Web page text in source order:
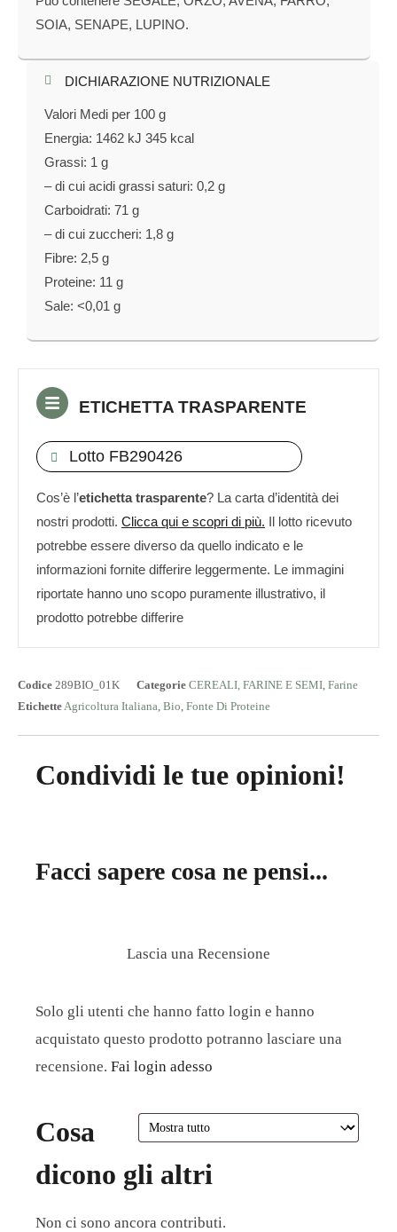
SOIA, SENAPE, LUPINO.
DICHIARAZIONE NUTRIZIONALE​
Valori Medi per 100 g
Energia: 1462 kJ 345 kcal
Grassi: 1 g
– di cui acidi grassi saturi: 0,2 g
Carboidrati: 71 g
– di cui zuccheri: 1,8 g
Fibre: 2,5 g
Proteine: 11 g
Sale: <0,01 g
ETICHETTA TRASPARENTE
Lotto FB290426
Cos’è l’etichetta trasparente? La carta d’identità dei
nostri prodotti. Clicca qui e scopri di più. Il lotto ricevuto
potrebbe essere diverso da quello indicato e le
informazioni fornite differire leggermente. Le immagini
riportate hanno uno scopo puramente illustrativo, il
prodotto potrebbe differire
Codice 289BIO_01K Categorie CEREALI, FARINE E SEMI Farine
Etichette Agricoltura Italiana Bio Fonte Di Proteine
Condividi le tue opinioni!
Facci sapere cosa ne pensi...
Lascia una Recensione
Solo gli utenti che hanno fatto login e hanno
acquistato questo prodotto potranno lasciare una
recensione. Fai login adesso
Cosa
dicono gli altri
Non ci sono ancora contributi.